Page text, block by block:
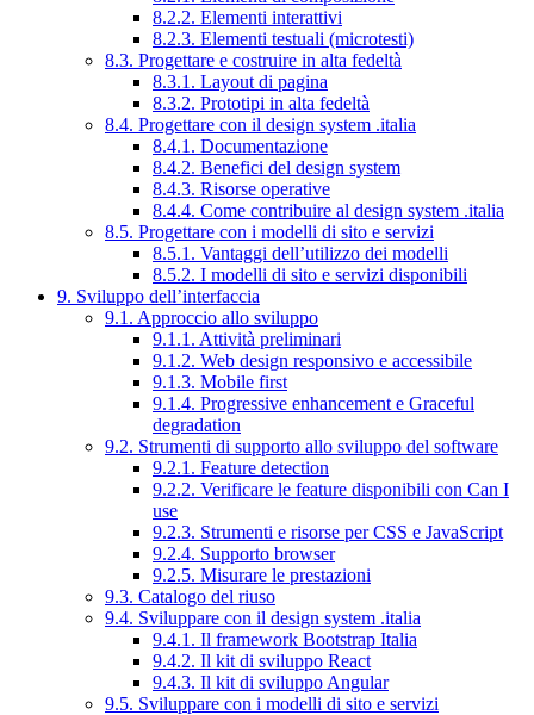
8.2.2. Elementi interattivi
8.2.3. Elementi testuali (microtesti)
8.3. Progettare e costruire in alta fedeltà
8.3.1. Layout di pagina
8.3.2. Prototipi in alta fedeltà
8.4. Progettare con il design system .italia
8.4.1. Documentazione
8.4.2. Benefici del design system
8.4.3. Risorse operative
8.4.4. Come contribuire al design system .italia
8.5. Progettare con i modelli di sito e servizi
8.5.1. Vantaggi dell’utilizzo dei modelli
8.5.2. I modelli di sito e servizi disponibili
9. Sviluppo dell’interfaccia
9.1. Approccio allo sviluppo
9.1.1. Attività preliminari
9.1.2. Web design responsivo e accessibile
9.1.3. Mobile first
9.1.4. Progressive enhancement e Graceful
degradation
9.2. Strumenti di supporto allo sviluppo del software
9.2.1. Feature detection
9.2.2. Verificare le feature disponibili con Can I
use
9.2.3. Strumenti e risorse per CSS e JavaScript
9.2.4. Supporto browser
9.2.5. Misurare le prestazioni
9.3. Catalogo del riuso
9.4. Sviluppare con il design system .italia
9.4.1. Il framework Bootstrap Italia
9.4.2. Il kit di sviluppo React
9.4.3. Il kit di sviluppo Angular
9.5. Sviluppare con i modelli di sito e servizi